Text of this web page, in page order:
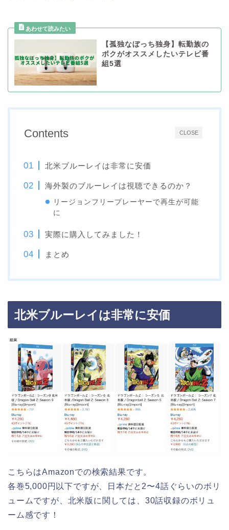
【孤独なぼっち独身】転勤族の
ボクがオススメしたいテレビ番
組5選
CLOSE
Contents
北米ブルーレイは非常に安価
海外製のブルーレイは視聴できるのか？
リージョンフリープレーヤーで再生が可能
に
実際に購入してみました！
まとめ
北米ブルーレイは非常に安価
こちらはAmazonでの検索結果です。
各巻5,000円以下ですが、日本だと2〜4話ぐらいのボリ
ュームですが、北米版に関しては、30話収録のボリュ
ーム感です！